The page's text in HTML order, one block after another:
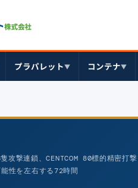
プラパレット▼ コンテナ▼
攻撃連鎖、CENTCOM 80標的精密
性を左右する72時間